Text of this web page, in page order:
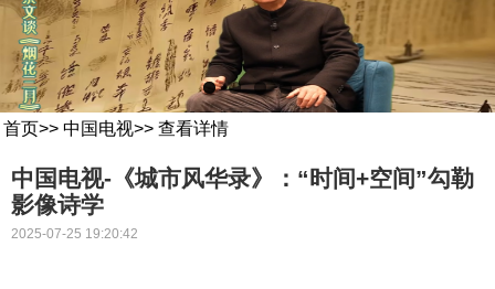
首页>> 中国电视>> 查看详情
中国电视-《城市风华录》：“时间+空间”勾勒
影像诗学
2025-07-25 19:20:42